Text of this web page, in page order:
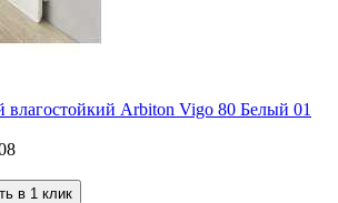
Arbiton Vigo 80 Белый 01
в 1 клик